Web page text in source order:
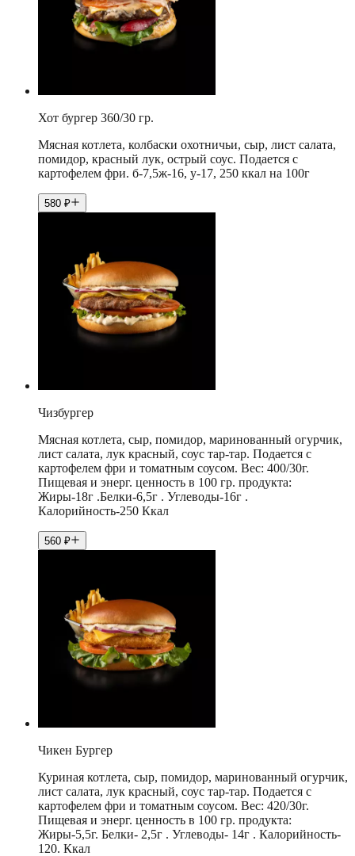
Хот бургер 360/30 гр.
Мясная котлета, колбаски охотничьи, сыр, лист салата,
помидор, красный лук, острый соус. Подается с
картофелем фри. б-7,5ж-16, у-17, 250 ккал на 100г
580 ₽
Чизбургер
Мясная котлета, сыр, помидор, маринованный огурчик,
лист салата, лук красный, соус тар-тар. Подается с
картофелем фри и томатным соусом. Вес: 400/30г.
Пищевая и энерг. ценность в 100 гр. продукта:
Жиры-18г .Белки-6,5г . Углеводы-16г .
Калорийность-250 Ккал
560 ₽
Чикен Бургер
Куриная котлета, сыр, помидор, маринованный огурчик,
лист салата, лук красный, соус тар-тар. Подается с
картофелем фри и томатным соусом. Вес: 420/30г.
Пищевая и энерг. ценность в 100 гр. продукта:
Жиры-5,5г. Белки- 2,5г . Углеводы- 14г . Калорийность-
120. Ккал